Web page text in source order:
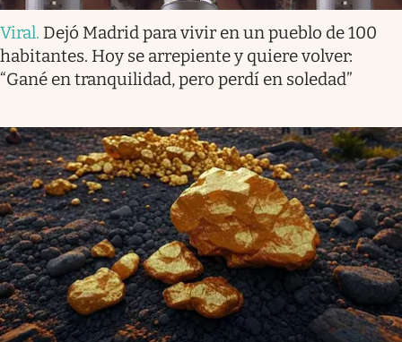
Viral. Dejó Madrid para vivir en un pueblo de 100
habitantes. Hoy se arrepiente y quiere volver:
“Gané en tranquilidad, pero perdí en soledad”